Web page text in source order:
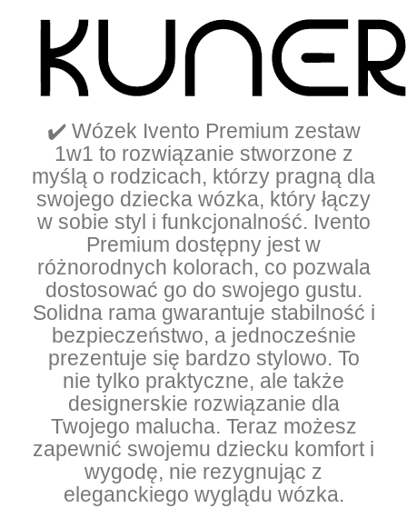
✔️ Wózek Ivento Premium zestaw
1w1 to rozwiązanie stworzone z
myślą o rodzicach, którzy pragną dla
swojego dziecka wózka, który łączy
w sobie styl i funkcjonalność. Ivento
Premium dostępny jest w
różnorodnych kolorach, co pozwala
dostosować go do swojego gustu.
Solidna rama gwarantuje stabilność i
bezpieczeństwo, a jednocześnie
prezentuje się bardzo stylowo. To
nie tylko praktyczne, ale także
designerskie rozwiązanie dla
Twojego malucha. Teraz możesz
zapewnić swojemu dziecku komfort i
wygodę, nie rezygnując z
eleganckiego wyglądu wózka.